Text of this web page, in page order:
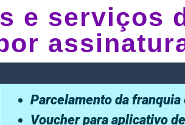
e serviços
Parcelamento da franquia
Voucher para aplicativo